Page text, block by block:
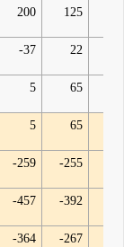
200 125
-37 22
5 65
5 65
-259 -255
-457 -392
-364 -267